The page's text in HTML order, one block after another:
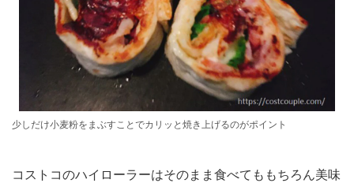
少しだけ小麦粉をまぶすことでカリッと焼き上げるのがポイント
コストコのハイローラーはそのまま食べてももちろん美味